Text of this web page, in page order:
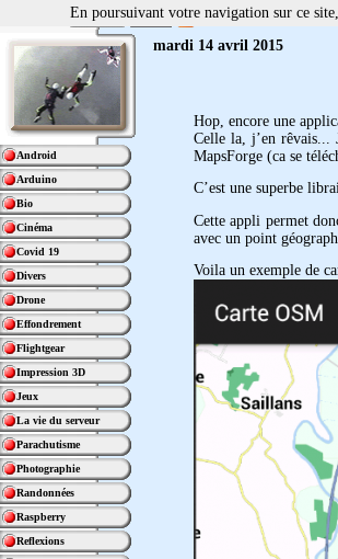
Android
Arduino
Bio
Cinéma
Covid 19
Divers
Drone
Effondrement
Flightgear
Impression 3D
Jeux
La vie du serveur
Parachutisme
Photographie
Randonnées
Raspberry
Reflexions
mardi 14 avril 2015
Hop, encore une
Celle la, j’en
MapsForge (ca se
C’est une superbe
Cette appli permet
avec un point
Voila un exemple de
En poursuivant votre navigation sur ce